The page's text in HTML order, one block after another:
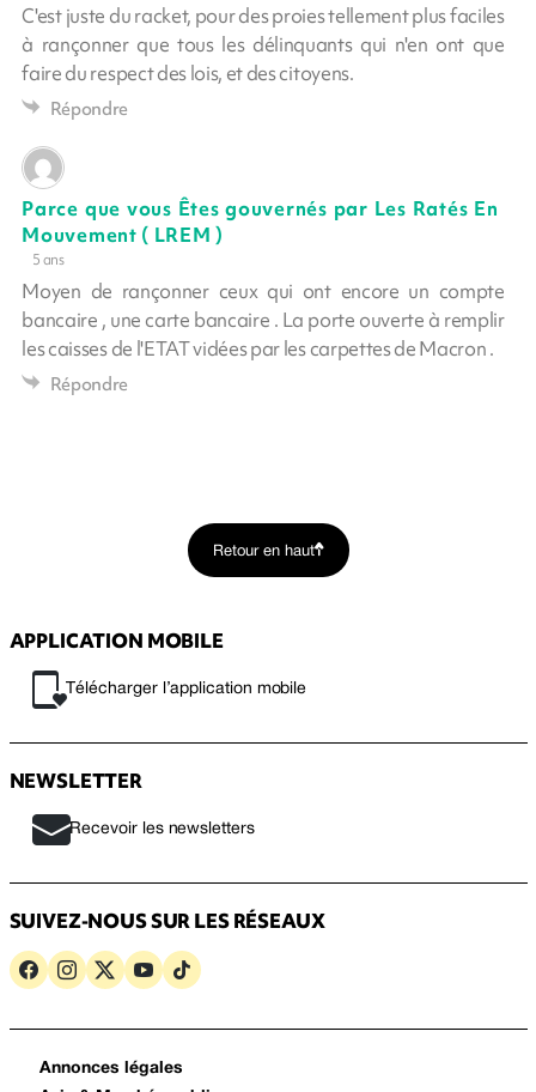
C'est juste du racket, pour des proies tellement plus faciles
à rançonner que tous les délinquants qui n'en ont que
faire du respect des lois, et des citoyens.
Répondre
Parce que vous Êtes gouvernés par Les Ratés En
Mouvement ( LREM )
5 ans
Moyen de rançonner ceux qui ont encore un compte
bancaire , une carte bancaire . La porte ouverte à remplir
les caisses de l'ETAT vidées par les carpettes de Macron .
Répondre
Retour en haut
APPLICATION MOBILE
Télécharger l’application mobile
NEWSLETTER
Recevoir les newsletters
SUIVEZ-NOUS SUR LES RÉSEAUX
Annonces légales